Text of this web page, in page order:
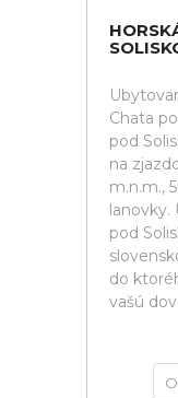
Chata
pod
na
m.n.m.,
lanovky.
pod
do
vašú